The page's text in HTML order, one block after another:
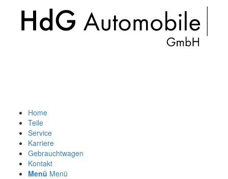
Home
Teile
Service
Karriere
Gebrauchtwagen
Kontakt
Menü Menü